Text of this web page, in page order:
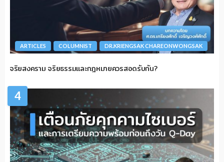
ARTICLES COLUMNIST DR.KRIENGSAK CHAREONWONGSAK
จริยสงคราม จริยธรรมและกฎหมายควรสอดรับกัน?
4